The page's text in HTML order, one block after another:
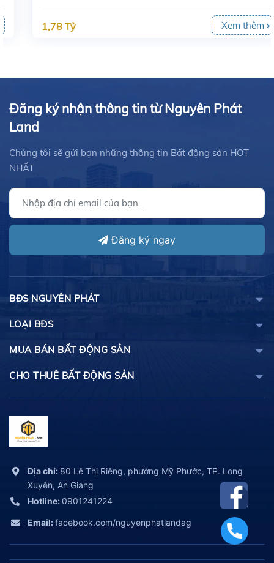
1,78 Tỷ Xem thêm
Đăng ký nhận thông tin từ Nguyên Phát
Land
Chúng tôi sẽ gửi bạn những thông tin Bất động sản HOT
NHẤT
Đăng ký ngay
BĐS NGUYÊN PHÁT
LOẠI BĐS
MUA BÁN BẤT ĐỘNG SẢN
CHO THUÊ BẤT ĐỘNG SẢN
Địa chỉ: 80 Lê Thị Riêng, phường Mỹ Phước, TP. Long
Xuyên, An Giang
Hotline: 0901241224
Email:facebook.com/nguyenphatlandag